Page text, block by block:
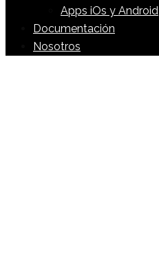
Apps iOs y Android
Documentación
Nosotros